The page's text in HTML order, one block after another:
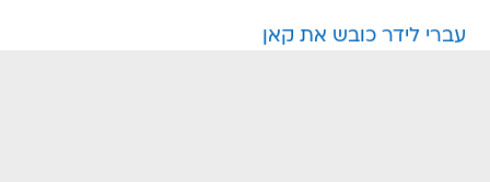
עברי לידר כובש את קאן